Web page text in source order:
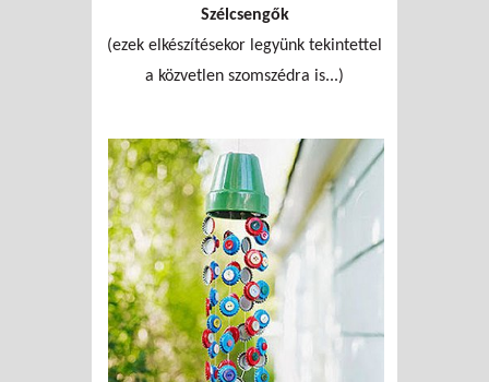
Szélcsengők
(ezek elkészítésekor legyünk tekintettel
a közvetlen szomszédra is...)